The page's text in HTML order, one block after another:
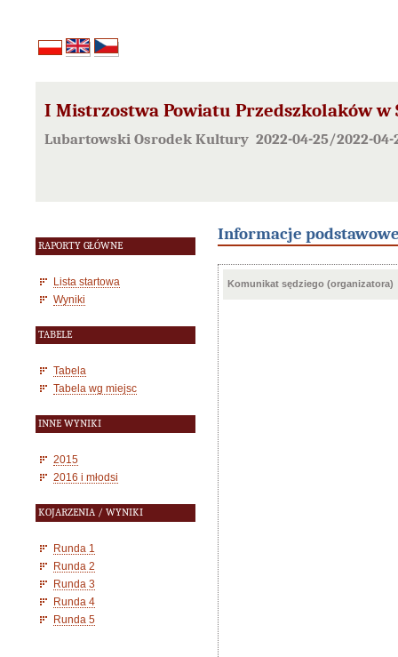
I Mistrzostwa Powiatu Przedszkolaków w
Lubartowski Osrodek Kultury 2022-04-25/2022-04-
RAPORTY GŁÓWNE
Lista startowa
Wyniki
TABELE
Tabela
Tabela wg miejsc
INNE WYNIKI
2015
2016 i młodsi
KOJARZENIA / WYNIKI
Runda 1
Runda 2
Runda 3
Runda 4
Runda 5
Informacje
Komunikat sędziego (organizatora)